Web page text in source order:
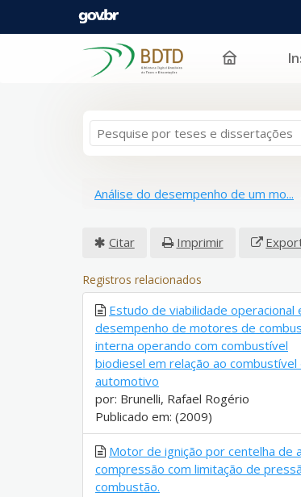
Pular para o conteúdo
Análise do desempenho de um mo...
Citar Imprimir
Registros relacionados
Estudo de viabilidade operacional
desempenho de motores de
interna operando com combustível
biodiesel em relação ao combustível
automotivo
por: Brunelli, Rafael Rogério
Publicado em: (2009)
Motor de ignição por centelha de
compressão com limitação de
combustão.